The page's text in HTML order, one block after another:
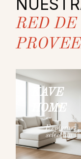
RED DE
KAVE
HOME
Explorar
selección